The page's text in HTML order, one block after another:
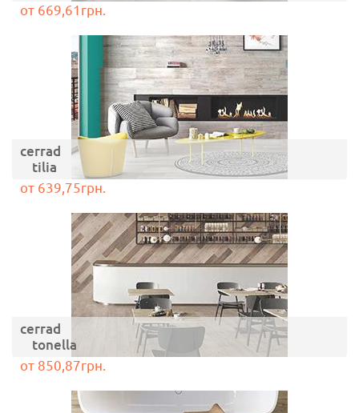
от 669,61грн.
cerrad
tilia
от 639,75грн.
cerrad
tonella
от 850,87грн.